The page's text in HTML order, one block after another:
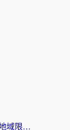
咪咕在海外怎么看直播？3步搞定地域限制，还能畅看腾讯视频与国内热剧